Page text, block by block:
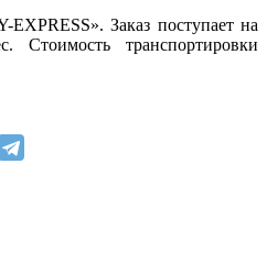
Заказ поступает на
Стоимость транспортировки